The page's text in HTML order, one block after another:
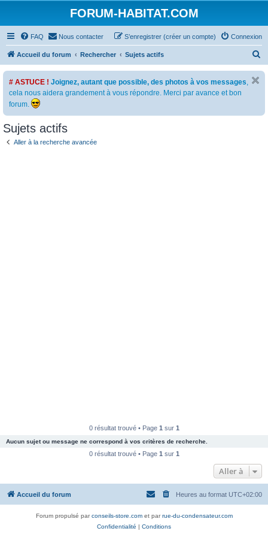
FORUM-HABITAT.COM
FAQ Nous contacter Connexion
S’enregistrer (créer un compte)
Accueil du forum Rechercher Sujets actifs
e
# ASTUCE ! Joignez, autant que possible, des photos à vos messages,
cela nous aidera grandement à vous répondre. Merci par avance et bon
forum.
Sujets actifs
Aller à la recherche avancée
0 résultat trouvé • Page 1 sur 1
Aucun sujet ou message ne correspond à vos critères de recherche.
0 résultat trouvé • Page 1 sur 1
Aller à
Accueil du forum Heures au format UTC+02:00
Forum propulsé parconseils-store.comet parrue-du-condensateur.com
Confidentialité | Conditions